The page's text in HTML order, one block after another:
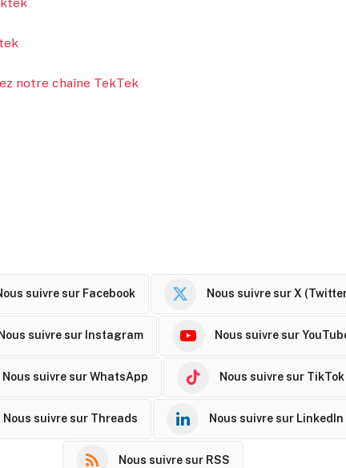
notre chaîne TekTek
suivre sur Facebook Nous suivre sur X
Nous suivre sur Instagram Nous suivre sur
Nous suivre sur WhatsApp Nous suivre sur TikTok
Nous suivre sur Threads Nous suivre sur LinkedIn
Nous suivre sur RSS